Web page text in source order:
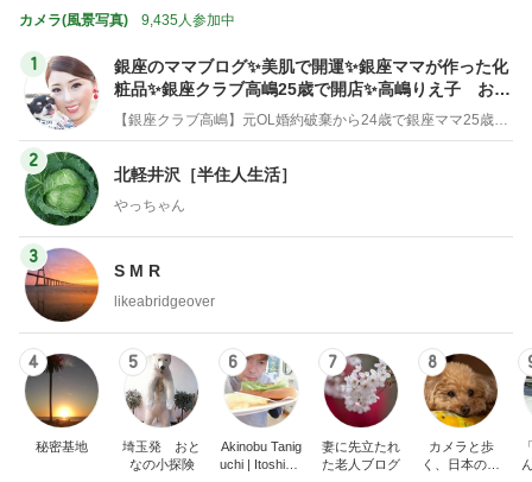
カメラ(風景写真) 9,435人参加中
1
銀座のママブログ✨美肌で開運✨銀座ママが作った化
粧品✨銀座クラブ高嶋25歳で開店✨高嶋りえ子 お着
物でエルメス バーキン コーデ
【銀座クラブ高嶋】元OL婚約破棄から24歳で銀座ママ25歳でオーナーママ銀座 美肌で開運♡パワースポット巡り高嶋りえ子ブログ
2
北軽井沢［半住人生活］
やっちゃん
3
S M R
likeabridgeover
4
秘密基地
5
埼玉発 おと
なの小探険
6
Akinobu Tanig
uchi | Itoshima
7
妻に先立たれ
た老人ブログ
8
カメラと歩
く、日本の風